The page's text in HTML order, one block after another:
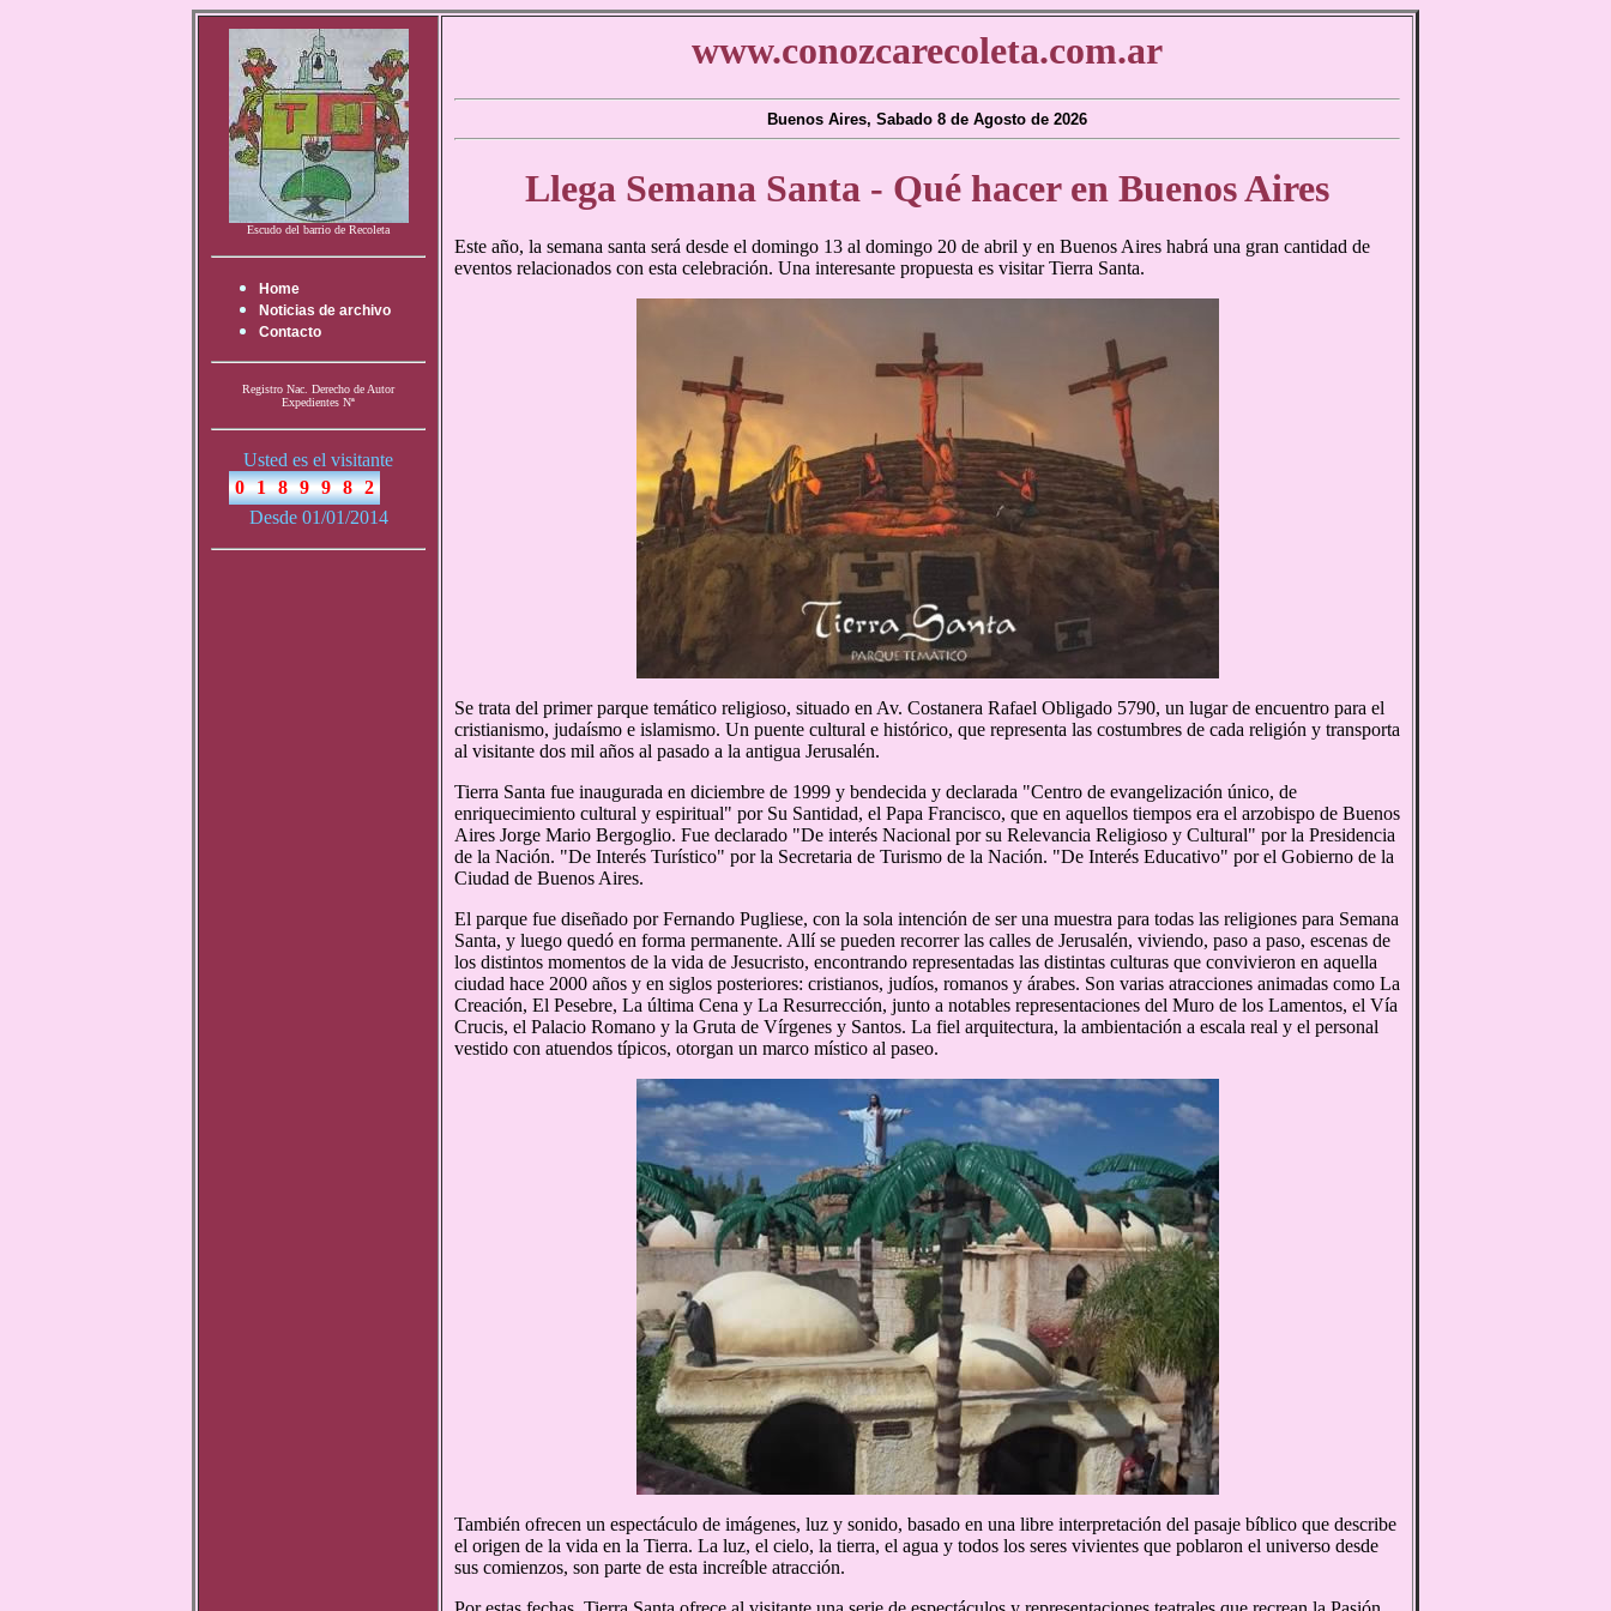
Escudo del barrio de Recoleta
Home
Noticias de archivo
Contacto
Registro Nac. Derecho de Autor
Expedientes Nª
Usted es el visitante
Desde 01/01/2014
www.conozcarecoleta.com.ar
Buenos Aires, Sabado 8 de Agosto de 2026
Llega Semana Santa - Qué hacer en Buenos Aires
Este año, la semana santa será desde el domingo 13 al domingo 20 de abril y en Buenos Aires habrá una gran cantidad de
eventos relacionados con esta celebración. Una interesante propuesta es visitar Tierra Santa.
Se trata del primer parque temático religioso, situado en Av. Costanera Rafael Obligado 5790, un lugar de encuentro para el
cristianismo, judaísmo e islamismo. Un puente cultural e histórico, que representa las costumbres de cada religión y transporta
al visitante dos mil años al pasado a la antigua Jerusalén.
Tierra Santa fue inaugurada en diciembre de 1999 y bendecida y declarada "Centro de evangelización único, de
enriquecimiento cultural y espiritual" por Su Santidad, el Papa Francisco, que en aquellos tiempos era el arzobispo de Buenos
Aires Jorge Mario Bergoglio. Fue declarado "De interés Nacional por su Relevancia Religioso y Cultural" por la Presidencia
de la Nación. "De Interés Turístico" por la Secretaria de Turismo de la Nación. "De Interés Educativo" por el Gobierno de la
Ciudad de Buenos Aires.
El parque fue diseñado por Fernando Pugliese, con la sola intención de ser una muestra para todas las religiones para Semana
Santa, y luego quedó en forma permanente. Allí se pueden recorrer las calles de Jerusalén, viviendo, paso a paso, escenas de
los distintos momentos de la vida de Jesucristo, encontrando representadas las distintas culturas que convivieron en aquella
ciudad hace 2000 años y en siglos posteriores: cristianos, judíos, romanos y árabes. Son varias atracciones animadas como La
Creación, El Pesebre, La última Cena y La Resurrección, junto a notables representaciones del Muro de los Lamentos, el Vía
Crucis, el Palacio Romano y la Gruta de Vírgenes y Santos. La fiel arquitectura, la ambientación a escala real y el personal
vestido con atuendos típicos, otorgan un marco místico al paseo.
También ofrecen un espectáculo de imágenes, luz y sonido, basado en una libre interpretación del pasaje bíblico que describe
el origen de la vida en la Tierra. La luz, el cielo, la tierra, el agua y todos los seres vivientes que poblaron el universo desde
sus comienzos, son parte de esta increíble atracción.